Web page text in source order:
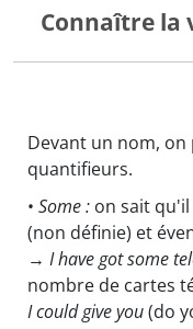
Connaître la
Devant un nom,
quantifieurs.
• Some : on sait
(non définie) et
→ I have gotsome
nombre de cartes
I could give you(do